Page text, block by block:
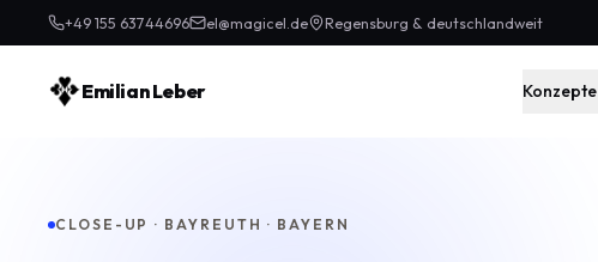
+49 155 63744696 el@magicel.de Regensburg & deutschlandweit
Emilian Leber Konzepte
CLOSE-UP · BAYREUTH · BAYERN